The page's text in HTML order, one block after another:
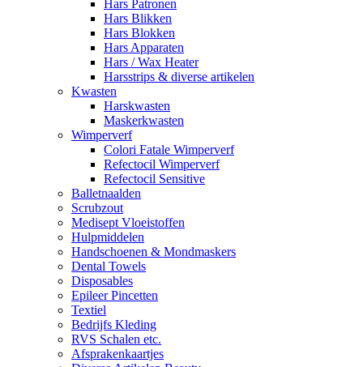
Hars Patronen
Hars Blikken
Hars Blokken
Hars Apparaten
Hars / Wax Heater
Harsstrips & diverse artikelen
Kwasten
Harskwasten
Maskerkwasten
Wimperverf
Colori Fatale Wimperverf
Refectocil Wimperverf
Refectocil Sensitive
Balletnaalden
Scrubzout
Medisept Vloeistoffen
Hulpmiddelen
Handschoenen & Mondmaskers
Dental Towels
Disposables
Epileer Pincetten
Textiel
Bedrijfs Kleding
RVS Schalen etc.
Afsprakenkaartjes